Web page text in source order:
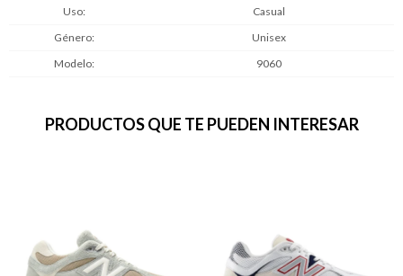
Uso
Casual
Género
Unisex
Modelo
9060
PRODUCTOS QUE TE PUEDEN INTERESAR